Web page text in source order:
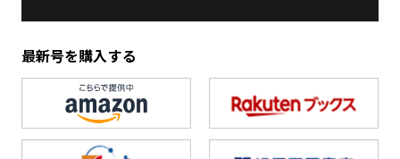
最新号を購入する